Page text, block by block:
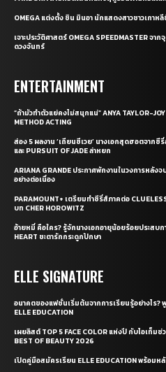
OMEGA แต่งตั้ง ชิน มินอา นักแสดงสาวชาวเกา
เจาะประวัติศาสตร์ OMEGA SPEEDMASTER จ
ดวงจันทร์
ENTERTAINMENT
“ถ้ามัวทำตัวแย่คงไม่สนุกแน่” ANYA TAYLOR-
METHOD ACTING
ส่อง 5 ผลงาน ‘เถียนซีเวย’ นางเอกสุดฮอตจากซี
และ PURSUIT OF JADE ล่าหยก
ARIANA GRANDE ประกาศพักงานในวงการหลัง
อย่างต่อเนื่อง
PARAMOUNT+ เตรียมทำซีรี่ส์ภาคต่อ
บท CHER HOROWITZ
อ้ายหมี่ คือใคร? รู้จักนางเอกอายุน้อยร้อยประสบก
HEART ชะตารักกระดูกปักษา
ELLE SIGNATURE
อนาคตของแฟชั่นเริ่มต้นจากการเรียนรู้อย่างไร?
ELLE EDUCATION
เผยลิสต์ TOP 5 FACE COLOR แห่งปี กับไอเท็ม
BEST OF BEAUTY 2026
เปิดคู่มือสมัครเรียน ELLE EDUCATION พร้อม